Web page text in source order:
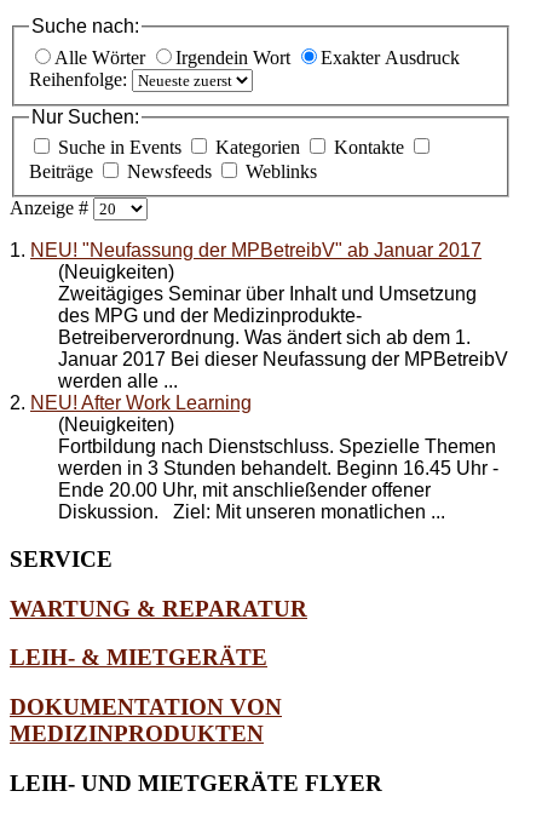
Suche nach:
Alle Wörter
Irgendein Wort
Exakter Ausdruck
Reihenfolge:
Nur Suchen:
Suche in Events
Kategorien
Kontakte
Beiträge
Newsfeeds
Weblinks
Anzeige #
1. NEU! "Neufassung der MPBetreibV" ab Januar 2017
(Neuigkeiten)
Zweitägiges Seminar über Inhalt und Umsetzung
des MPG und der Medizinprodukte-
Betreiberverordnung. Was ändert sich ab dem 1.
Januar 2017 Bei dieser Neufassung der MPBetreibV
werden alle ...
2. NEU! After Work Learning
(Neuigkeiten)
Fortbildung nach Dienstschluss. Spezielle Themen
werden in 3 Stunden behandelt. Beginn 16.45 Uhr -
Ende 20.00 Uhr, mit anschließender offener
Diskussion. Ziel: Mit unseren monatlichen ...
SERVICE
WARTUNG & REPARATUR
LEIH- & MIETGERÄTE
DOKUMENTATION VON
MEDIZINPRODUKTEN
LEIH- UND MIETGERÄTE FLYER